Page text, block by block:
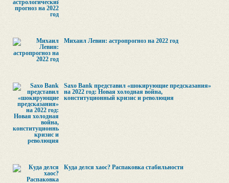
Михаил Левин: астропрогноз на 2022 год
Saxo Bank представил «шокирующие предсказания»
на 2022 год: Новая холодная война,
конституционный кризис и революция
Куда делся хаос? Распаковка стабильности